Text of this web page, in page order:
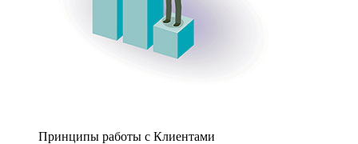
Принципы работы с Клиентами